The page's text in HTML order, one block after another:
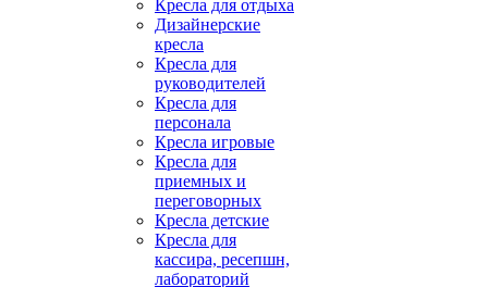
Кресла для отдыха
Дизайнерские
кресла
Кресла для
руководителей
Кресла для
персонала
Кресла игровые
Кресла для
приемных и
переговорных
Кресла детские
Кресла для
кассира, ресепшн,
лабораторий